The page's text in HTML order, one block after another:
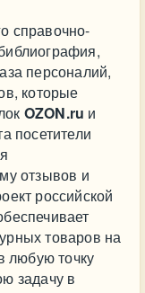
справочно-
персоналий,
которые
OZON.ru и
посетители
отзывов и
российской
товаров на
любую точку
задачу в